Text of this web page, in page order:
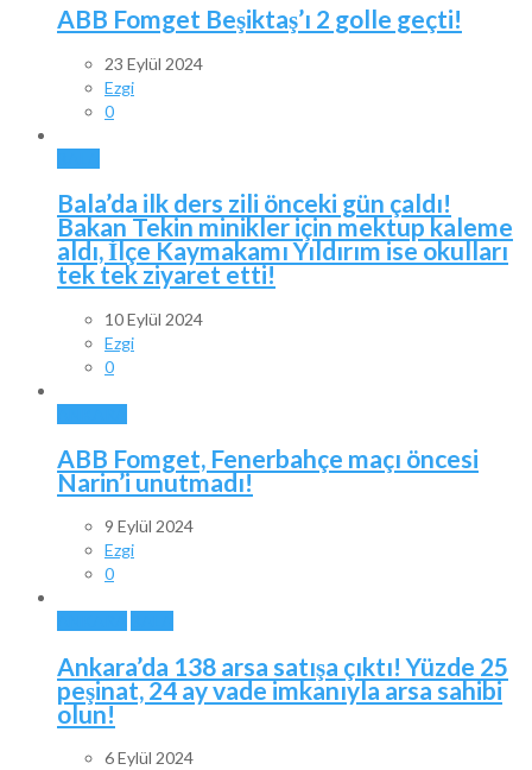
ABB Fomget Beşiktaş’ı 2 golle geçti!
23 Eylül 2024
Ezgi
0
Bala’da ilk ders zili önceki gün çaldı!
Bakan Tekin minikler için mektup kaleme
aldı, İlçe Kaymakamı Yıldırım ise okulları
tek tek ziyaret etti!
10 Eylül 2024
Ezgi
0
ABB Fomget, Fenerbahçe maçı öncesi
Narin’i unutmadı!
9 Eylül 2024
Ezgi
0
Ankara’da 138 arsa satışa çıktı! Yüzde 25
peşinat, 24 ay vade imkanıyla arsa sahibi
olun!
6 Eylül 2024